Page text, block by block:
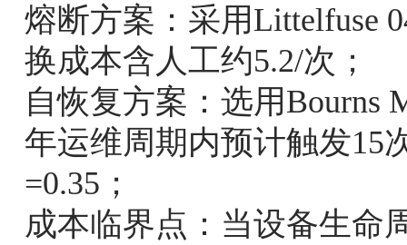
熔断方案：采用Littelfuse
换成本含人工约5.2/次；
自恢复方案：选用Bourns
年运维周期内预计触发15
=0.35；
成本临界点：当设备生命